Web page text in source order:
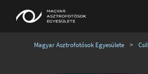
Magyar Asztrofotósok Egyesülete >